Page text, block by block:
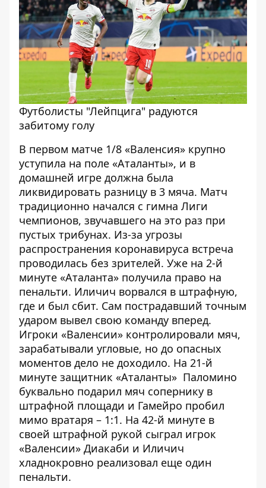
Футболисты "Лейпцига" радуются
забитому голу
В первом матче 1/8 «Валенсия» крупно
уступила на поле «Аталанты», и в
домашней игре должна была
ликвидировать разницу в 3 мяча. Матч
традиционно начался с гимна Лиги
чемпионов, звучавшего на это раз при
пустых трибунах. Из-за угрозы
распространения коронавируса встреча
проводилась без зрителей. Уже на 2-й
минуте «Аталанта» получила право на
пенальти. Иличич ворвался в штрафную,
где и был сбит. Сам пострадавший точным
ударом вывел свою команду вперед.
Игроки «Валенсии» контролировали мяч,
зарабатывали угловые, но до опасных
моментов дело не доходило. На 21-й
минуте защитник «Аталанты» Паломино
буквально подарил мяч сопернику в
штрафной площади и Гамейро пробил
мимо вратаря – 1:1. На 42-й минуте в
своей штрафной рукой сыграл игрок
«Валенсии» Диакаби и Иличич
хладнокровно реализовал еще один
пенальти.